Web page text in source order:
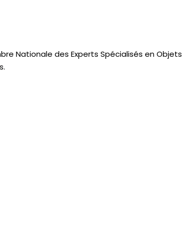
Nationale des Experts Spécialisés en Objets